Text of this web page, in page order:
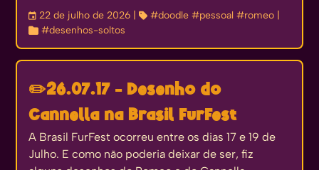
󰃭22 de julho de 2026 | #doodle #pessoal #romeo
#desenhos-soltos
✏️26.07.17 - Desenho do
Cannella na Brasil FurFest
A Brasil FurFest ocorreu entre os dias 17 e 19 de
Julho. E como não poderia deixar de ser, fiz